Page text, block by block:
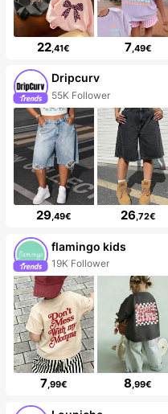
22,41€ 7,49€
Dripcurv
55K Follower
29,49€ 26,72€
flamingo kids
19K Follower
7,99€ 8,99€